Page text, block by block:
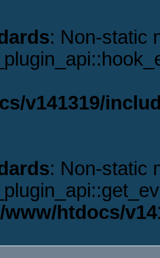
: Non-static
v141319/
: Non-static
/www/htdocs/